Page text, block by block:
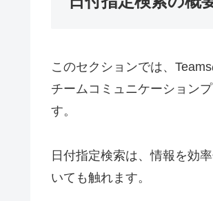
このセクションでは、
チームコミュニケーション
す。
日付指定検索は、情報を効
いても触れます。